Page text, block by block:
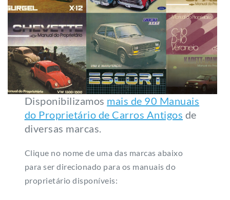
Disponibilizamos mais de 90 Manuais
do Proprietário de Carros Antigos de
diversas marcas.
Clique no nome de uma das marcas abaixo
para ser direcionado para os manuais do
proprietário disponíveis: